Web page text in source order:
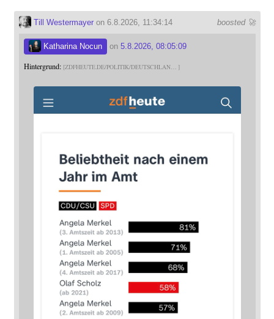
boosted 🚀
Till Westermayeron 6.8.2026, 11:34:14
Katharina Nocun on 5.8.2026, 08:05:09
Hintergrund: ZDFHEUTE.DE/POLITIK/DEUTSCHLAN